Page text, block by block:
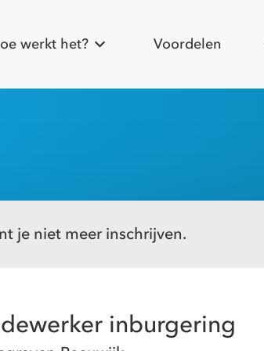
werkt het? Voordelen
je niet meer inschrijven.
inburgering